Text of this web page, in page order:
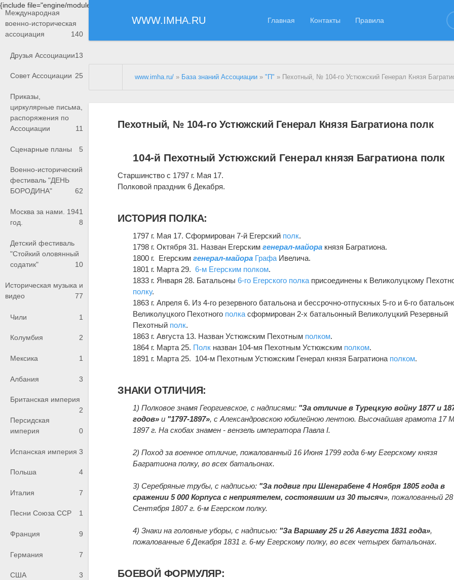
{include file="engine/modules/saperu/head.php"}
WWW.IMHA.RU Главная Контакты Правила
Международная
военно-историческая
ассоциация
140
Друзья Ассоциации13
Совет Ассоциации 25
Приказы,
циркулярные письма,
распоряжения по
Ассоциации
11
Сценарные планы 5
Военно-исторический
фестиваль "ДЕНЬ
БОРОДИНА"
62
Москва за нами. 1941
год.
8
Детский фестиваль
"Стойкий оловянный
содатик"
10
Историческая музыка и
видео
77
Чили 1
Колумбия 2
Мексика 1
Албания 3
Британская империя
2
Персидская
империя
0
Испанская империя 3
Польша 4
Италия 7
Песни Союза ССР 1
Франция 9
Германия 7
США 3
www.imha.ru/ » База знаний Ассоциации »"П" » Пехотный, № 104-го Устюжский Генерал Князя
Пехотный, № 104-го Устюжский Генерал Князя Багратиона полк
104-й Пехотный Устюжский Генерал князя Багратиона полк
Старшинство с 1797 г. Мая 17.
Полковой праздник 6 Декабря.
ИСТОРИЯ ПОЛКА:
1797 г. Мая 17. Сформирован 7-й Егерский полк.
1798 г. Октября 31. Назван Егерскимгенерал-майора князя Багратиона.
1800 г. Егерскимгенерал-майора Графа Ивелича.
1801 г. Марта 29.6-м Егерским полком.
1833 г. Января 28. Батальоны6-го Егерского полка присоединены к Великолуцкому
полку.
1863 г. Апреля 6. Из 4-го резервного батальона и бессрочно-отпускных 5-го и 6-го
Великолуцкого Пехотного полка сформирован 2-х батальонный Великолуцкий Резервный
Пехотный полк.
1863 г. Августа 13. Назван Устюжским Пехотным полком.
1864 г. Марта 25. Полк назван 104-мя Пехотным Устюжским полком.
1891 г. Марта 25. 104-м Пехотным Устюжским Генерал князя Багратиона полком.
ЗНАКИ ОТЛИЧИЯ:
1) Полковое знамя Георгиевское, с надписями: "За отличие в Турецкую войну 1877 и
годов» и "1797-1897», с Александровскою юбилейною лентою. Высочайшая грамота 17
1897 г. На скобах знамен - вензель императора Павла I.
2) Поход за военное отличие, пожалованный 16 Июня 1799 года 6-му Егерскому князя
Багратиона полку, во всех батальонах.
3) Серебряные трубы, с надписью: "За подвиг при Шенграбене 4 Ноября 1805 года в
сражении 5 000 Корпуса с неприятелем, состоявшим из 30 тысяч», пожалованный 28
Сентября 1807 г. 6-м Егерском полку.
4) Знаки на головные уборы, с надписью: "За Варшаву 25 и 26 Августа 1831 года»,
пожалованные 6 Декабря 1831 г. 6-му Егерскому полку, во всех четырех батальонах.
БОЕВОЙ ФОРМУЛЯР: